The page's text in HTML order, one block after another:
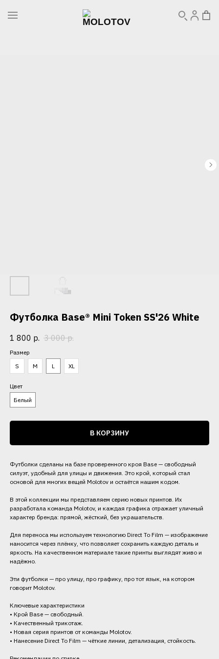
Футболка Base® Mini Token SS'26 White
1 800 р. 3 000 р.
Размер
S
M L XL
Цвет
Белый
В КОРЗИНУ
Футболки сделаны на базе проверенного кроя Base — свободный
силуэт, удобный для улицы и движения. Это крой, который стал
основой для многих вещей Molotov и остаётся нашим кодом.
В этой коллекции мы представляем серию новых принтов. Их
разработала команда Molotov, и каждая графика отражает уличный
характер бренда: прямой, жёсткий, без украшательств.
Для переноса мы используем технологию Direct To Film — изображение
наносится через плёнку, что позволяет сохранить каждую деталь и
яркость. На качественном материале такие принты выглядят живо и
надёжно.
Эти футболки — про улицу, про графику, про тот язык, на котором
говорит Molotov.
Ключевые характеристики
• Крой Base — свободный.
• Качественный трикотаж.
• Новая серия принтов от команды Molotov.
• Нанесение Direct To Film — чёткие линии, детализация, стойкость.